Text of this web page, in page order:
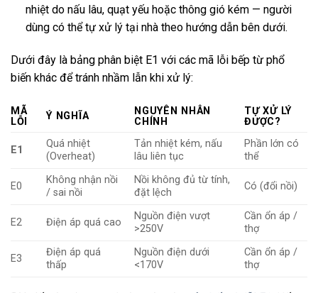
nhiệt do nấu lâu, quạt yếu hoặc thông gió kém — người
dùng có thể tự xử lý tại nhà theo hướng dẫn bên dưới.
Dưới đây là bảng phân biệt E1 với các mã lỗi bếp từ phổ
biến khác để tránh nhầm lẫn khi xử lý:
MÃ
LỖI
Ý NGHĨA
NGUYÊN NHÂN
CHÍNH
TỰ XỬ LÝ
ĐƯỢC?
E1
Quá nhiệt
(Overheat)
Tản nhiệt kém, nấu
lâu liên tục
Phần lớn có
thể
E0
Không nhận nồi
/ sai nồi
Nồi không đủ từ tính,
đặt lệch
Có (đổi nồi)
E2 Điện áp quá cao
Nguồn điện vượt
>250V
Cần ổn áp /
thợ
E3
Điện áp quá
thấp
Nguồn điện dưới
<170V
Cần ổn áp /
thợ